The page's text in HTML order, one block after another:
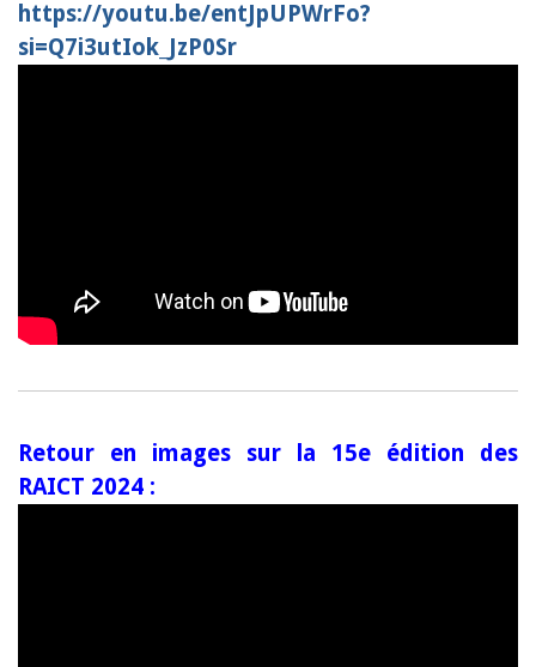
https://youtu.be/entJpUPWrFo?
si=Q7i3utIok_JzP0Sr
Retour en images sur la 15e édition des
RAICT 2024 :